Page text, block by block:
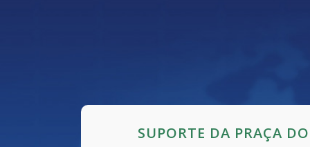
SUPORTE DA PRAÇA